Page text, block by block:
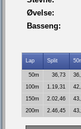
Øvelse:
Basseng:
Lap Split
50m 36,73
100m
1.19,31
150m
2.02,46
200m
2.46,45